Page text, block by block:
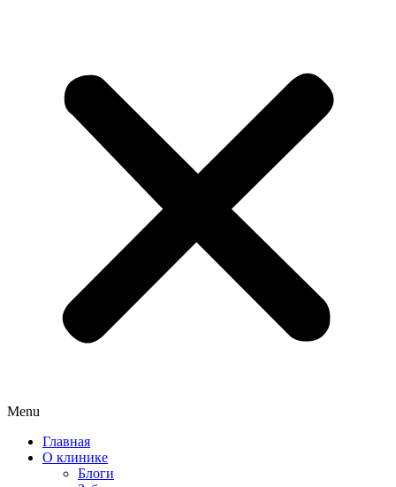
Menu
Главная
О клинике
Блоги